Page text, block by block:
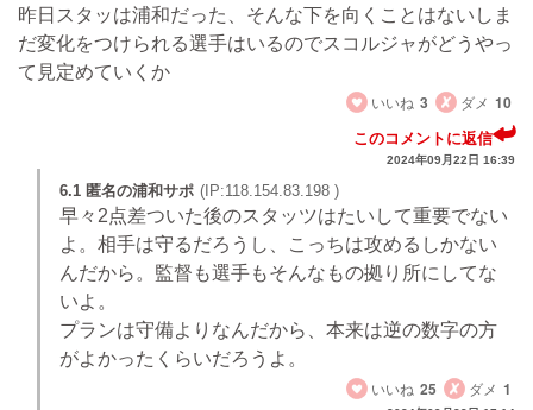
昨日スタッは浦和だった、そんな下を向くことはないしま
だ変化をつけられる選手はいるのでスコルジャがどうやっ
て見定めていくか
いいね 3 ダメ 10
このコメントに返信
2024年09月22日 16:39
6.1 匿名の浦和サポ (IP:118.154.83.198 )
早々2点差ついた後のスタッツはたいして重要でない
よ。相手は守るだろうし、こっちは攻めるしかない
んだから。監督も選手もそんなもの拠り所にしてな
いよ。
プランは守備よりなんだから、本来は逆の数字の方
がよかったくらいだろうよ。
いいね 25 ダメ 1